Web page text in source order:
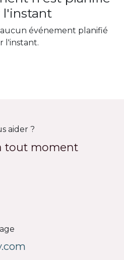
l'instant
événement planifié
l'instant.
aider ?
tout moment